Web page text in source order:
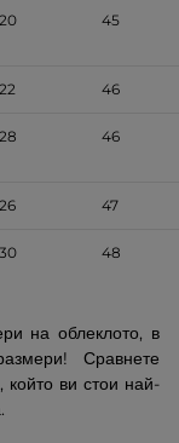
45
46
46
47
48
на облеклото, в
Сравнете
ви стои най-